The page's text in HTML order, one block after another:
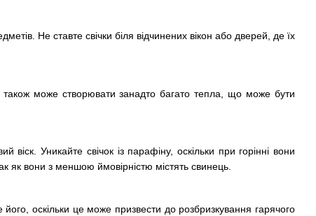
Не ставте свічки біля відчинених вікон або дверей, де їх
також може створювати занадто багато тепла, що може бути
віск. Уникайте свічок із парафіну, оскільки при горінні вони
як вони з меншою ймовірністю містять свинець.
оскільки це може призвести до розбризкування гарячого